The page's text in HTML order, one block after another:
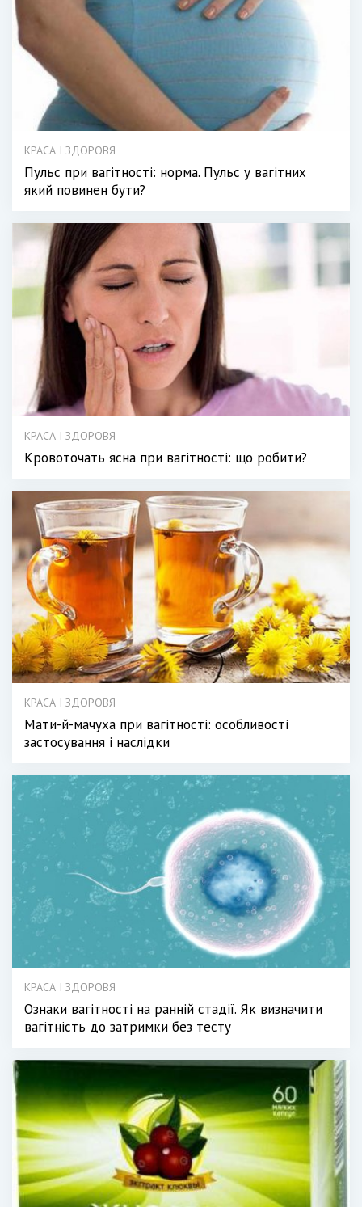
КРАСА І ЗДОРОВЯ
Пульс при вагітності: норма. Пульс у вагітних
який повинен бути?
КРАСА І ЗДОРОВЯ
Кровоточать ясна при вагітності: що робити?
КРАСА І ЗДОРОВЯ
Мати-й-мачуха при вагітності: особливості
застосування і наслідки
КРАСА І ЗДОРОВЯ
Ознаки вагітності на ранній стадії. Як визначити
вагітність до затримки без тесту